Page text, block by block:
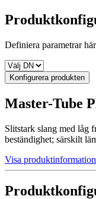
Definiera parametrar
Konfigurera produkten
Master-Tube
Slitstark slang med låg
beständighet; särskilt
Visa produktinformation